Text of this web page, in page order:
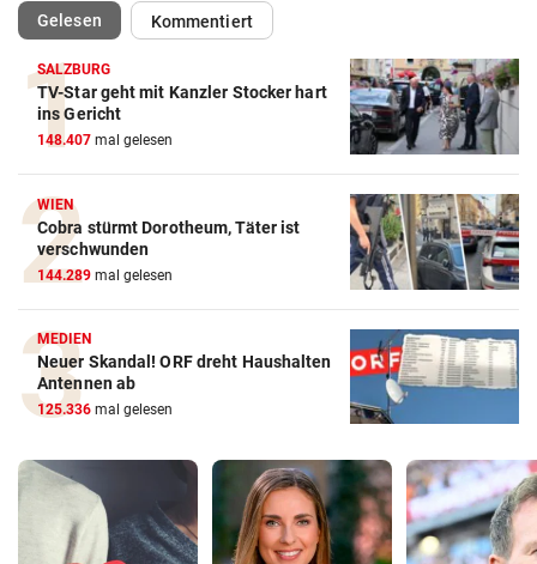
Gelesen(ausgewählt)Kommentiert
SALZBURG
TV-Star geht mit Kanzler Stocker hart
ins Gericht
148.407 mal gelesen
WIEN
Cobra stürmt Dorotheum, Täter ist
verschwunden
144.289 mal gelesen
MEDIEN
Neuer Skandal! ORF dreht Haushalten
Antennen ab
125.336 mal gelesen